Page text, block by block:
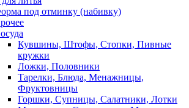
под отминку (набивку)
Кувшины, Штофы, Стопки, Пивные
кружки
Ложки, Половники
Тарелки, Блюда, Менажницы,
Фруктовницы
Горшки, Супницы, Салатники, Лотки